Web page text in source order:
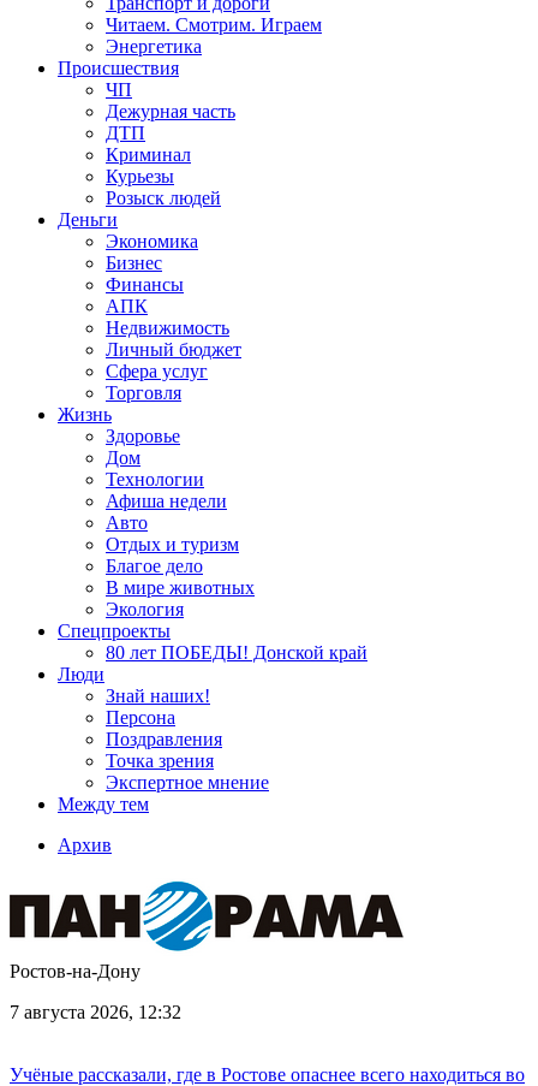
Читаем. Смотрим. Играем
Энергетика
Происшествия
ЧП
Дежурная часть
ДТП
Криминал
Курьезы
Розыск людей
Деньги
Экономика
Бизнес
Финансы
АПК
Недвижимость
Личный бюджет
Сфера услуг
Торговля
Жизнь
Здоровье
Дом
Технологии
Афиша недели
Авто
Отдых и туризм
Благое дело
В мире животных
Экология
Спецпроекты
80 лет ПОБЕДЫ! Донской край
Люди
Знай наших!
Персона
Поздравления
Точка зрения
Экспертное мнение
Между тем
Архив
Ростов-на-Дону
7 августа 2026, 12:32
Учёные рассказали, где в Ростове опаснее всего находиться во